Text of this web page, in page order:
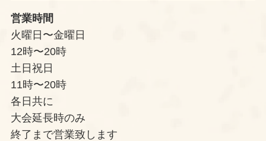
営業時間
火曜日〜金曜日
12時〜20時
土日祝日
11時〜20時
各日共に
大会延長時のみ
終了まで営業致します